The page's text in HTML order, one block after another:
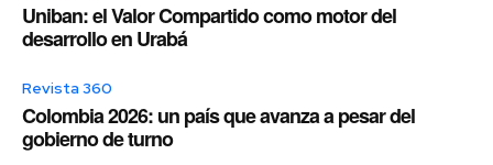
Uniban: el Valor Compartido como motor del
desarrollo en Urabá
Revista 360
Colombia 2026: un país que avanza a pesar del
gobierno de turno